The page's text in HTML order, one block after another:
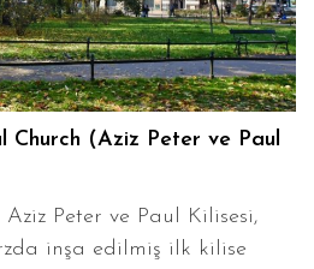
Church (Aziz Peter ve Paul
Peter ve Paul Kilisesi,
inşa edilmiş ilk kilise